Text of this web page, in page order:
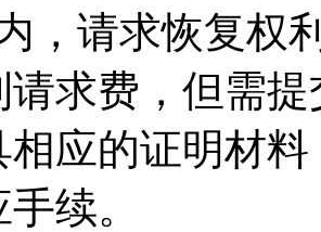
，请求恢复权
请求费，但需
相应的证明材
续。